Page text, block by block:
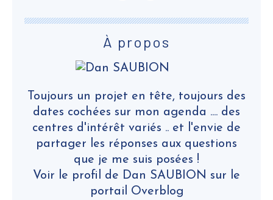
À propos
Toujours un projet en tête, toujours des
dates cochées sur mon agenda .... des
centres d'intérêt variés .. et l'envie de
partager les réponses aux questions
que je me suis posées !
Voir le profil de Dan SAUBION sur le
portail Overblog